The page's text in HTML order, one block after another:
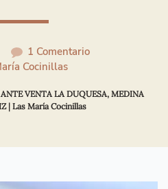
1 Comentario
Cocinillas
VENTA LA DUQUESA, MEDINA
| Las María Cocinillas